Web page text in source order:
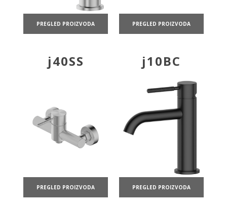
PREGLED PROIZVODA PREGLED PROIZVODA
j40SS
PREGLED PROIZVODA
j10BC
PREGLED PROIZVODA